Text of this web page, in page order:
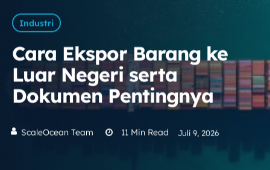
Industri
Cara Ekspor Barang ke
Luar Negeri serta
Dokumen Pentingnya
ScaleOcean Team 11 Min Read Juli 9, 2026